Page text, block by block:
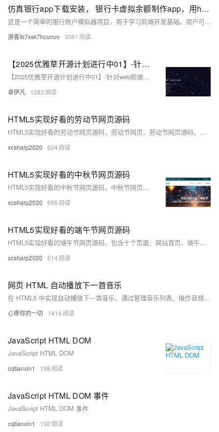
仿真银行app下载安装， 银行卡虚拟余额制作app，用html+css+js实现逼真娱乐工具
这是一个简单的银行账户模拟器项目，用于学习前端开发基础。用户可进行存款、取款操作，所有数据存储于浏览器内存中
游客ib7xsk7hcucuo 3361
【2025优雅草开源计划进行中01】-针对web前端开发初学者使用-优雅草科技官网-纯静态页面html+css+JavaScript可直接下载使用-开源-首页为优雅草吴银满工程师原创-优雅草卓伊凡发布
【2025优雅草开源计划进行中01】-针对web前端开发初学者使用-优雅草科技官网-纯静态页面html+css+JavaScript可直接下载使用-开源-首页为优雅草吴银满工程师原创-优雅草卓伊凡发布
卓伊凡 1282
HTML5实现好看的劳动节网页源码
HTML5实现好看的劳动节网页源码，劳动节网页，劳动节网页源码，内置十个页面，各种模板都有，可以根据这些页面扩展更多页面，网页由网站首页、劳动节介绍、劳动节由来、劳动节习俗、劳动节文化、劳动节活动、劳动节故事、劳动节民谣、联系我们、登录/注册等页面组成，兼容手机端，页面干净整洁，内容丰富，可以扩展自己想要的，注释完整，代码规范，各种风格都有，代码上手简单，代码独立，可以直接运行使用。也可直接预览效果。
xcsharp2020 624
HTML5实现好看的中秋节网页源码
HTML5实现好看的中秋节网页源码，中秋节网页，中秋节网页源码，节日网页大作业，作业源码，内置十个页面，各种模板都有，可以根据这些页面扩展更多页面，网页由网站首页、中秋节介绍、中秋节由来、中秋节习俗、中秋节文化、中秋节美食、中秋节故事、中秋节民谣、联系我们、登录/注册等页面组成，兼容手机端，页面干净整洁，内容丰富，可以扩展自己想要的，注释完整，代码规范，各种风格都有，代码上手简单，代码独立，可以直接运行使用。也可直接预览效果。
xcsharp2020 666
HTML5实现好看的端午节网页源码
HTML5实现好看的端午节网页源码，包含十个页面：网站首页、端午节介绍、由来、习俗、文化、美食、故事、民谣、联系我们及登录/注册。页面设计简洁美观，内容丰富，兼容手机端，代码规范且注释完整，易于扩展和修改。提供完整的源码下载和视频演示，方便学习和使用。
xcsharp2020 514
网页 HTML 自动播放下一首音乐
在 HTML5 中实现自动播放下一首音乐，通过管理音乐列表、操作音频元素和监听事件完成。创建包含多个音乐链接的列表，使用 `&lt;audio&gt;` 元素加载音乐，监听 `ended` 事件，在当前音乐结束时自动播放下一首。示例代码展示了如何使用 JavaScript 实现这一功能，确保无缝切换音乐。
心疼你的一切 1414
JavaScript HTML DOM
JavaScript HTML DOM
cqtianxin1 198
JavaScript HTML DOM 事件
JavaScript HTML DOM 事件
cqtianxin1 192